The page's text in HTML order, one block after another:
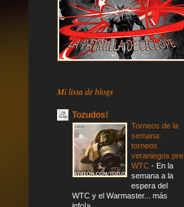
Mi lista de blogs
Tozudos!
Torneos de la
semana:
torneos
veraniegos pre
WTC - En la
semana a la
espera del
WTC y el Warmaster... más